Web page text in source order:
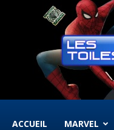
ACCUEIL MARVEL